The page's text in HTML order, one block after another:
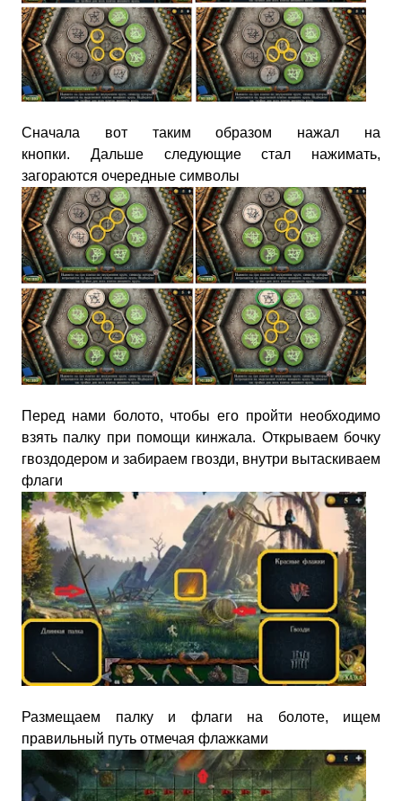
Сначала вот таким образом нажал на
кнопки. Дальше следующие стал нажимать,
загораются очередные символы
Перед нами болото, чтобы его пройти необходимо
взять палку при помощи кинжала. Открываем бочку
гвоздодером и забираем гвозди, внутри вытаскиваем
флаги
Размещаем палку и флаги на болоте, ищем
правильный путь отмечая флажками